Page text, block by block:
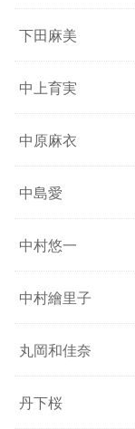
下田麻美
中上育実
中原麻衣
中島愛
中村悠一
中村繪里子
丸岡和佳奈
丹下桜